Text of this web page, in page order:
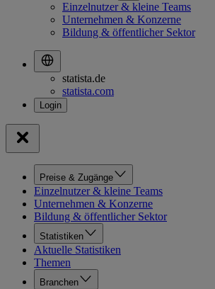
Einzelnutzer & kleine Teams
Unternehmen & Konzerne
Bildung & öffentlicher Sektor
statista.de
statista.com
Preise & Zugänge
Einzelnutzer & kleine Teams
Unternehmen & Konzerne
Bildung & öffentlicher Sektor
Statistiken
Aktuelle Statistiken
Themen
Branchen